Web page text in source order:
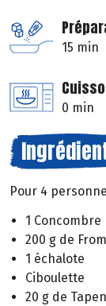
15 min
0 min
Pour 4
1 Concombre
200 g de
1 échalote
Ciboulette
20 g de